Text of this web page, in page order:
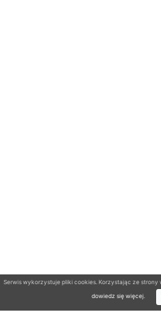
Serwis wykorzystuje pliki cookies. Korzystając ze
dowiedz się więcej.